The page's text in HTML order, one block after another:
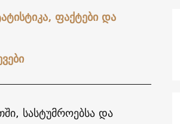
ფაქტები და
სასტუმროებსა და